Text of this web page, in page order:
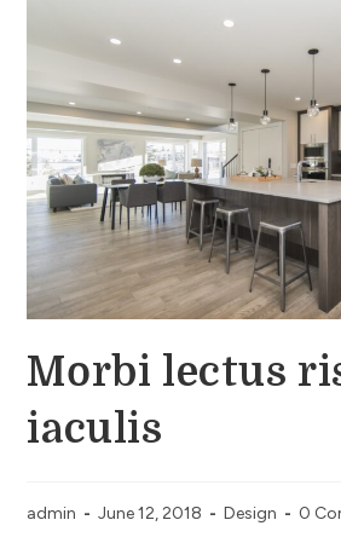
Morbi lectus
iaculis
admin June 12, 2018 Design 0